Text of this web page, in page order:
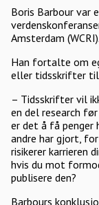
Boris Barbour var
Amsterdam (WCRI).
Han fortalte om
eller tidsskrifter til
– Tidsskrifter vil
en del research
er det å få penger
andre har gjort,
risikerer karrieren
hvis du mot
publisere den?
Barbours